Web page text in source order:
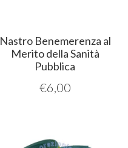
Nastro Benemerenza al
Merito della Sanità
Pubblica
€6,00